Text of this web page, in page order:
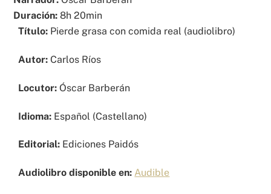
Duración:8h 20min
Título: Pierde grasa con comida real (audiolibro)
Autor: Carlos Ríos
Locutor: Óscar Barberán
Idioma: Español (Castellano)
Editorial: Ediciones Paidós
Audiolibro disponible en: Audible